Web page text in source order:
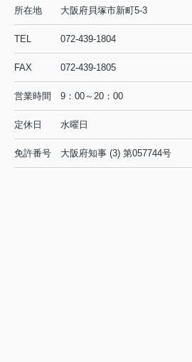
所在地 大阪府貝塚市新町5-3
TEL 072-439-1804
FAX 072-439-1805
営業時間 9：00～20：00
定休日 水曜日
免許番号 大阪府知事 (3) 第057744号